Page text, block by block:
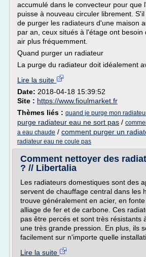
accumulé dans le convecteur pour que
puisse à nouveau circuler librement.
de purger les radiateurs d'une maison
par an, ceux situés à l'étage ont besoin
air plus fréquemment.
Quand purger un radiateur
La purge du radiateur doit idéalement
Lire la suite
Date: 2018-04-18 15:39:52
Site : https://www.fioulmarket.fr
Thèmes liés : quand je purge mon
purge radiateur eau ne sort pas /
a eau chaude / comment purger un
radiateur eau ne coule pas
Comment nettoyer des
? // Libertalia
Les radiateurs domestiques sont des
servent de chauffage central dans les
trouve généralement en acier, en
alliage de fer et de carbone. Ces
pas être percés et sont très résistants
une très grande pression. En plus, ils
facilement sur n'importe quelle
Lire la suite